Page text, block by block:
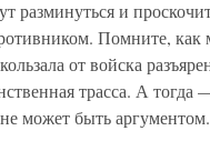
разминуться и
Помните,
от войска
трасса. А тогда
может быть аргументом.